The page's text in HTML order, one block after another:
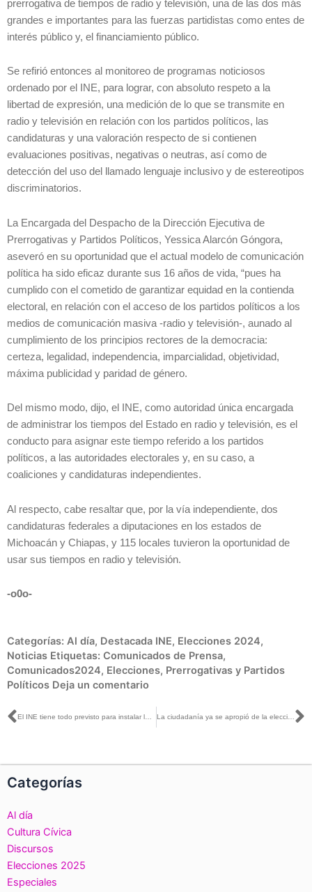
prerrogativa de tiempos de radio y televisión, una de las dos más
grandes e importantes para las fuerzas partidistas como entes de
interés público y, el financiamiento público.
Se refirió entonces al monitoreo de programas noticiosos
ordenado por el INE, para lograr, con absoluto respeto a la
libertad de expresión, una medición de lo que se transmite en
radio y televisión en relación con los partidos políticos, las
candidaturas y una valoración respecto de si contienen
evaluaciones positivas, negativas o neutras, así como de
detección del uso del llamado lenguaje inclusivo y de estereotipos
discriminatorios.
La Encargada del Despacho de la Dirección Ejecutiva de
Prerrogativas y Partidos Políticos, Yessica Alarcón Góngora,
aseveró en su oportunidad que el actual modelo de comunicación
política ha sido eficaz durante sus 16 años de vida, “pues ha
cumplido con el cometido de garantizar equidad en la contienda
electoral, en relación con el acceso de los partidos políticos a los
medios de comunicación masiva -radio y televisión-, aunado al
cumplimiento de los principios rectores de la democracia:
certeza, legalidad, independencia, imparcialidad, objetividad,
máxima publicidad y paridad de género.
Del mismo modo, dijo, el INE, como autoridad única encargada
de administrar los tiempos del Estado en radio y televisión, es el
conducto para asignar este tiempo referido a los partidos
políticos, a las autoridades electorales y, en su caso, a
coaliciones y candidaturas independientes.
Al respecto, cabe resaltar que, por la vía independiente, dos
candidaturas federales a diputaciones en los estados de
Michoacán y Chiapas, y 115 locales tuvieron la oportunidad de
usar sus tiempos en radio y televisión.
-o0o-
Categorías: Al día, Destacada INE, Elecciones 2024,
Noticias Etiquetas: Comunicados de Prensa,
Comunicados2024, Elecciones, Prerrogativas y Partidos
Políticos Deja un comentario
Ant La ciudadanía ya se apropió de la elección: Miguel Ángel Patiño con Anya Negrete y Martín Martínez
Categorías
Al día
Cultura Cívica
Discursos
Elecciones 2025
Especiales